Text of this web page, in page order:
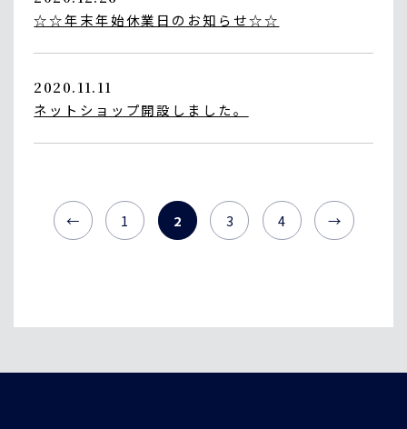
☆☆年末年始休業日のお知らせ☆☆
2020.11.11
ネットショップ開設しました。
← 1 2 3 4 →